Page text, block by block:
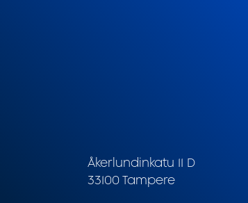
Åkerlundinkatu 11 D
33100 Tampere